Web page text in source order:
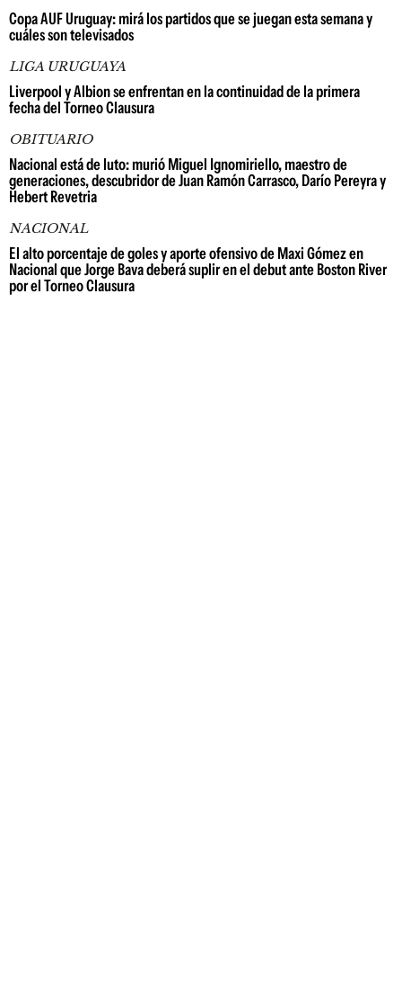
Copa AUF Uruguay: mirá los partidos que se juegan esta semana y
cuáles son televisados
LIGA URUGUAYA
Liverpool y Albion se enfrentan en la continuidad de la primera
fecha del Torneo Clausura
OBITUARIO
Nacional está de luto: murió Miguel Ignomiriello, maestro de
generaciones, descubridor de Juan Ramón Carrasco, Darío Pereyra y
Hebert Revetria
NACIONAL
El alto porcentaje de goles y aporte ofensivo de Maxi Gómez en
Nacional que Jorge Bava deberá suplir en el debut ante Boston River
por el Torneo Clausura